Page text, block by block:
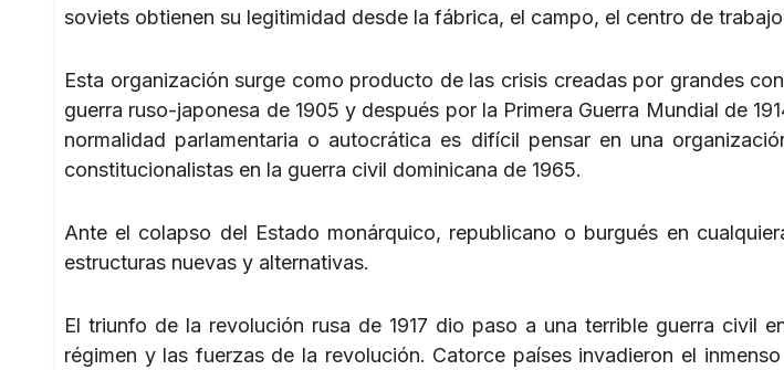
soviets obtienen su legitimidad desde la fábrica, el campo, el centro de
Esta organización surge como producto de las crisis creadas por grandes
guerra ruso-japonesa de 1905 y después por la Primera Guerra Mundial de
normalidad parlamentaria o autocrática es difícil pensar en una
constitucionalistas en la guerra civil dominicana de 1965.
Ante el colapso del Estado monárquico, republicano o burgués en
estructuras nuevas y alternativas.
El triunfo de la revolución rusa de 1917 dio paso a una terrible guerra civil
régimen y las fuerzas de la revolución. Catorce países invadieron el